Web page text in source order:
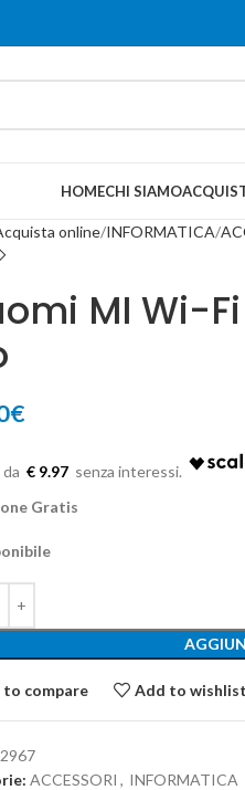
HOMECHI SIAMO
online INFORMATICA
MI Wi-
€
€ 9.97
Gratis
to compare Add to wishlist
ACCESSORI , INFORMATICA